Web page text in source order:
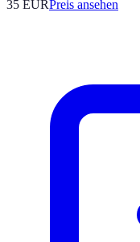
35 EURPreis ansehen